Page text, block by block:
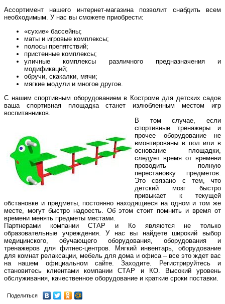
Ассортимент нашего интернет-магазина позволит снабдить всем
необходимым. У нас вы сможете приобрести:
«сухие» бассейны;
маты и игровые комплексы;
полосы препятствий;
пристенные комплексы;
уличные комплексы различного предназначения и
модификаций;
обручи, скакалки, мячи;
мягкие модули и многое другое.
С нашим спортивным оборудованием в Костроме для детских садов
ваша спортивная площадка станет излюбленным местом игр
воспитанников.
В том случае, если
спортивные тренажеры и
прочее оборудование не
вмонтированы в пол или в
основание площадки,
следует время от времени
проводить полную
перестановку предметов.
Это связано с тем, что
детский мозг быстро
привыкает к текущей
обстановке и предметы, постоянно находящиеся на одном и том же
месте, могут быстро надоесть. Об этом стоит помнить и время от
времени менять предметы местами.
Партнерами компании СТАР и Ко являются не только
образовательные учреждения. У нас вы найдете широкий выбор
медицинского, обучающего оборудования, оборудования и
тренажеров для фитнес-центров. Мягкий инвентарь, оборудование
для комнат релаксации, мебель для дома и офиса – все это ждет вас
на нашем официальном сайте. Заходите. Регистрируйтесь и
становитесь клиентами компании СТАР и КО. Высокий уровень
обслуживания, качественное оборудование и краткие сроки поставки.
Поделиться